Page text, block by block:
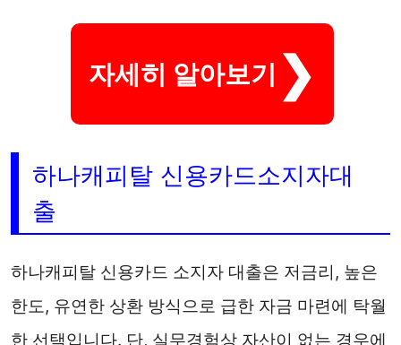
자세히 알아보기
하나캐피탈 신용카드소지자대
출
하나캐피탈 신용카드 소지자 대출은 저금리, 높은
한도, 유연한 상환 방식으로 급한 자금 마련에 탁월
한 선택입니다. 단, 실무경험상 자산이 없는 경우에